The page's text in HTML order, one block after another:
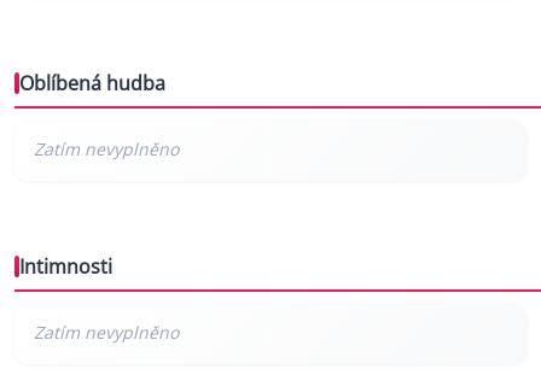
Oblíbená hudba
Intimnosti